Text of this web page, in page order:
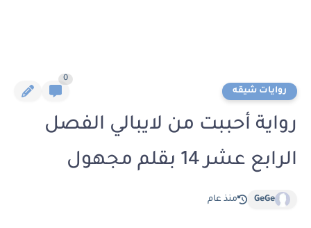
روايات شيقه
0
رواية أحببت من لايبالي الفصل
الرابع عشر 14 بقلم مجهول
GeGe منذ عام